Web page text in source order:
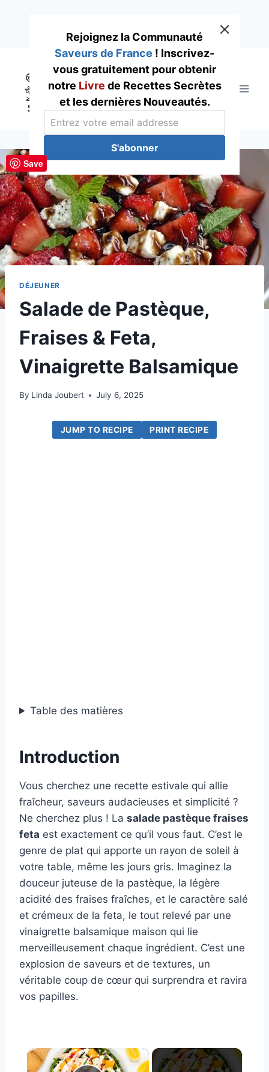
content
DÉJEUNER
Salade de Pastèque,
Fraises & Feta,
Vinaigrette Balsamique
By Linda Joubert July 6, 2025
JUMP TO RECIPE PRINT RECIPE
Table des matières
Introduction
Vous cherchez une recette estivale qui allie
fraîcheur, saveurs audacieuses et simplicité ?
Ne cherchez plus ! La salade pastèque fraises
feta est exactement ce qu’il vous faut. C’est le
genre de plat qui apporte un rayon de soleil à
votre table, même les jours gris. Imaginez la
douceur juteuse de la pastèque, la légère
acidité des fraises fraîches, et le caractère salé
et crémeux de la feta, le tout relevé par une
vinaigrette balsamique maison qui lie
merveilleusement chaque ingrédient. C’est une
explosion de saveurs et de textures, un
véritable coup de cœur qui surprendra et ravira
vos papilles.
×
Rejoignez la Communauté
Saveurs de France ! Inscrivez-
vous gratuitement pour obtenir
notre Livre de Recettes Secrètes
et les dernières Nouveautés.
S'abonner
Save